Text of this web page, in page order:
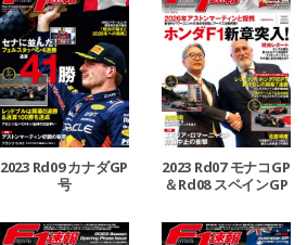
2023 Rd09 カナダGP
号
2023 Rd07 モナコGP
＆Rd08 スペインGP